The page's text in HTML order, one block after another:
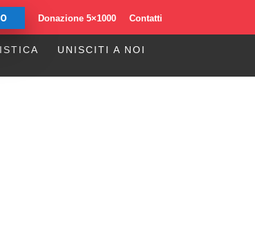
Donazione 5×1000 Contatti
UNISCITI A NOI